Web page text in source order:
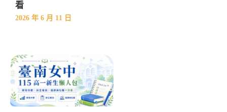
看
2026 年 6 月 11 日